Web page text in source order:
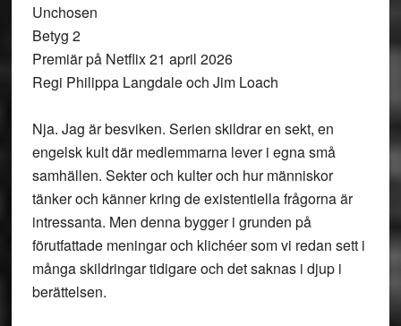
Unchosen
Betyg 2
Premiär på Netflix 21 april 2026
Regi Philippa Langdale och Jim Loach
Nja. Jag är besviken. Serien skildrar en sekt, en
engelsk kult där medlemmarna lever i egna små
samhällen. Sekter och kulter och hur människor
tänker och känner kring de existentiella frågorna är
intressanta. Men denna bygger i grunden på
förutfattade meningar och klichéer som vi redan sett i
många skildringar tidigare och det saknas i djup i
berättelsen.